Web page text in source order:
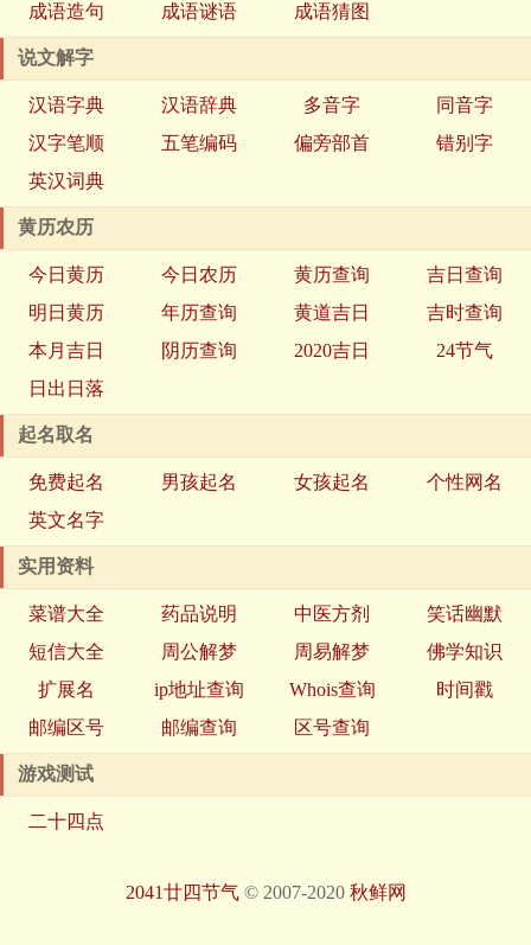
成语造句
成语谜语 成语猜图
说文解字
汉语字典 汉语辞典 多音字
同音字
汉字笔顺
五笔编码 偏旁部首
错别字
英汉词典
黄历农历
今日黄历 今日农历 黄历查询
吉日查询
明日黄历
年历查询 黄道吉日
吉时查询
本月吉日
阴历查询 2020吉日
24节气
日出日落
起名取名
免费起名 男孩起名 女孩起名
个性网名
英文名字
实用资料
菜谱大全 药品说明 中医方剂
笑话幽默
短信大全
周公解梦 周易解梦
佛学知识
扩展名
ip地址查询 Whois查询
时间戳
邮编区号
邮编查询 区号查询
游戏测试
二十四点
2041廿四节气© 2007-2020 秋鲜网